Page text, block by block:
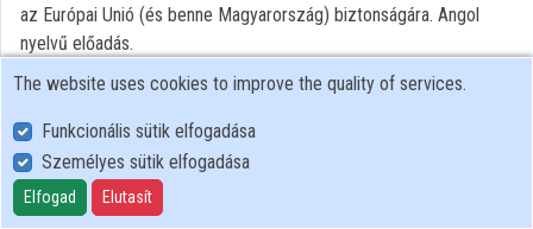
az Európai Unió (és benne Magyarország) biztonságára. Angol
nyelvű előadás.
All rights reserved
User Policy
Adatkezelési tájékoztató (en)
Cookie Policy
The website uses cookies to improve the quality of services.
Funkcionális sütik elfogadása
Személyes sütik elfogadása
Elfogad Elutasít